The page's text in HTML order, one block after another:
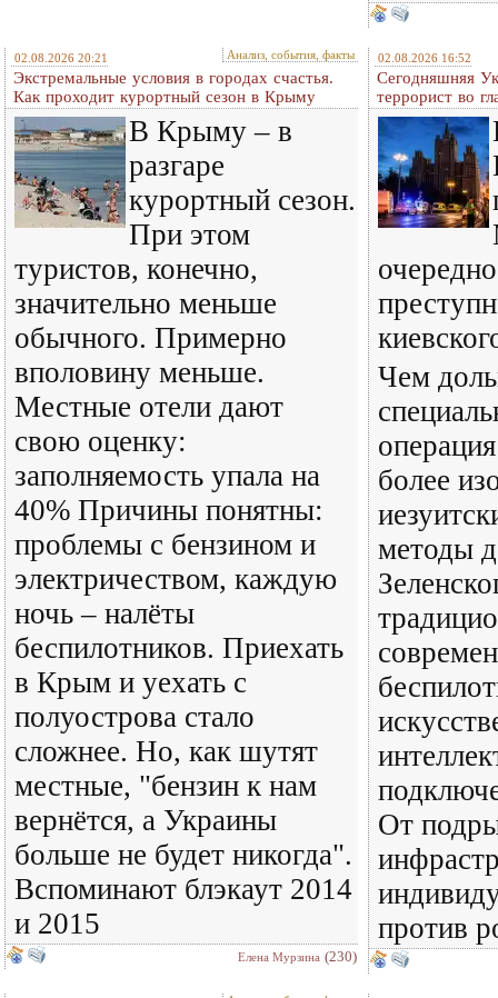
02.08.2026 20:21 Анализ, события, факты
Экстремальные условия в городах счастья.
Как проходит курортный сезон в Крыму
В Крыму – в
разгаре
курортный сезон.
При этом
туристов, конечно,
значительно меньше
обычного. Примерно
вполовину меньше.
Местные отели дают
свою оценку:
заполняемость упала на
40% Причины понятны:
проблемы с бензином и
электричеством, каждую
ночь – налёты
беспилотников. Приехать
в Крым и уехать с
полуострова стало
сложнее. Но, как шутят
местные, "бензин к нам
вернётся, а Украины
больше не будет никогда".
Вспоминают блэкаут 2014
и 2015
Елена Мурзина (230)
02.08.2026 16:52
Сегодняшняя
террорист во
Чем
более
методы
От
против